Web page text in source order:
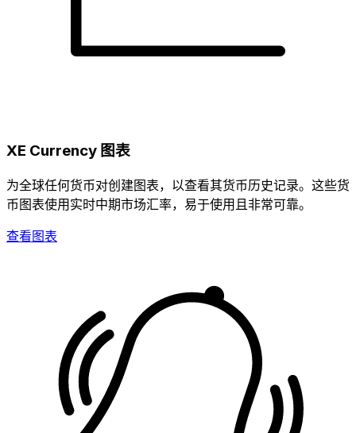
XE Currency 图表
为全球任何货币对创建图表，以查看其货币历史记录。这些货
币图表使用实时中期市场汇率，易于使用且非常可靠。
查看图表